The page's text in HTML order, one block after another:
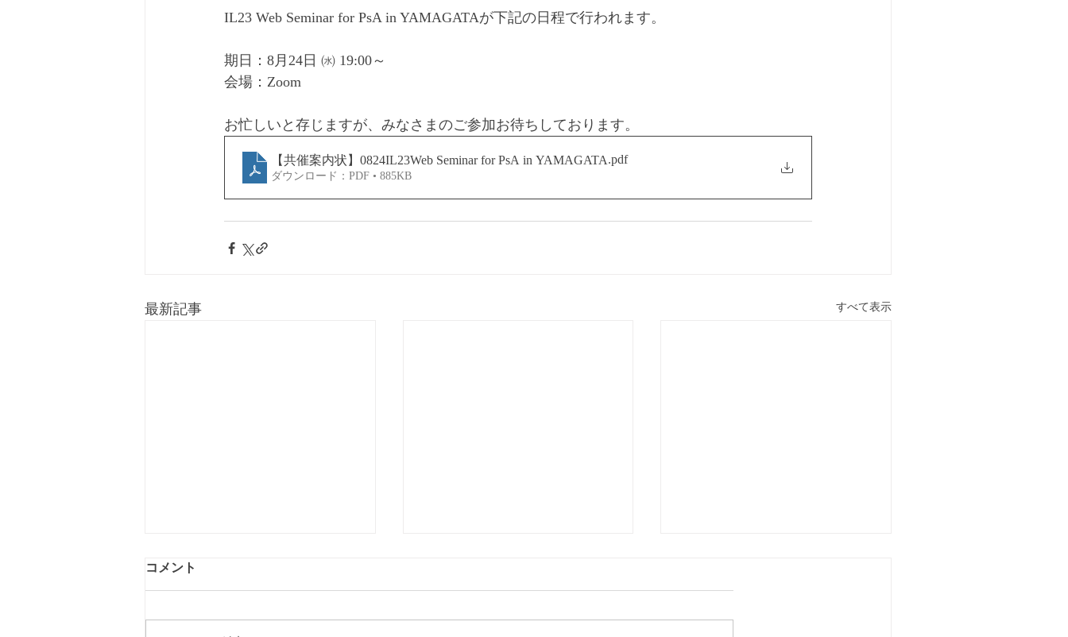
IL23 Web Seminar for PsA in YAMAGATAが下記の日程で行われます。
期日：8月24日 ㈬ 19:00～
会場：Zoom
お忙しいと存じますが、みなさまのご参加お待ちしております。
【共催案内状】0824IL23Web Seminar for PsA in YAMAGATA.pdf
ダウンロード：PDF • 885KB
最新記事 すべて表示
コメント